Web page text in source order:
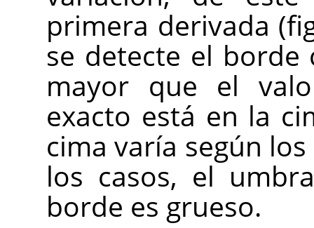
primera derivada
se detecte el borde
mayor que el
exacto está en la
cima varía según
los casos, el
borde es grueso.